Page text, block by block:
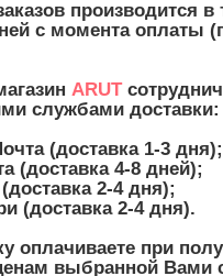
производится в
с момента оплаты
ARUT
службами доставки:
(доставка 1-3 дня);
(доставка 4-8 дней);
2-4 дня);
(доставка 2-4 дня).
оплачиваете при
выбранной Вами